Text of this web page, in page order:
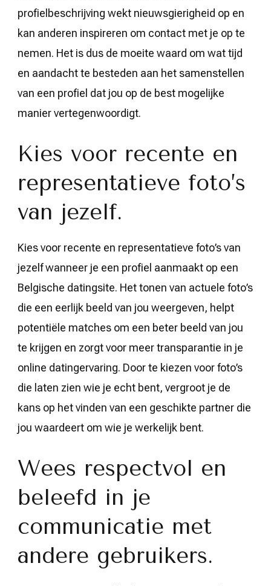
profielbeschrijving wekt nieuwsgierigheid op en
kan anderen inspireren om contact met je op te
nemen. Het is dus de moeite waard om wat tijd
en aandacht te besteden aan het samenstellen
van een profiel dat jou op de best mogelijke
manier vertegenwoordigt.
Kies voor recente en
representatieve foto’s
van jezelf.
Kies voor recente en representatieve foto’s van
jezelf wanneer je een profiel aanmaakt op een
Belgische datingsite. Het tonen van actuele foto’s
die een eerlijk beeld van jou weergeven, helpt
potentiële matches om een beter beeld van jou
te krijgen en zorgt voor meer transparantie in je
online datingervaring. Door te kiezen voor foto’s
die laten zien wie je echt bent, vergroot je de
kans op het vinden van een geschikte partner die
jou waardeert om wie je werkelijk bent.
Wees respectvol en
beleefd in je
communicatie met
andere gebruikers.